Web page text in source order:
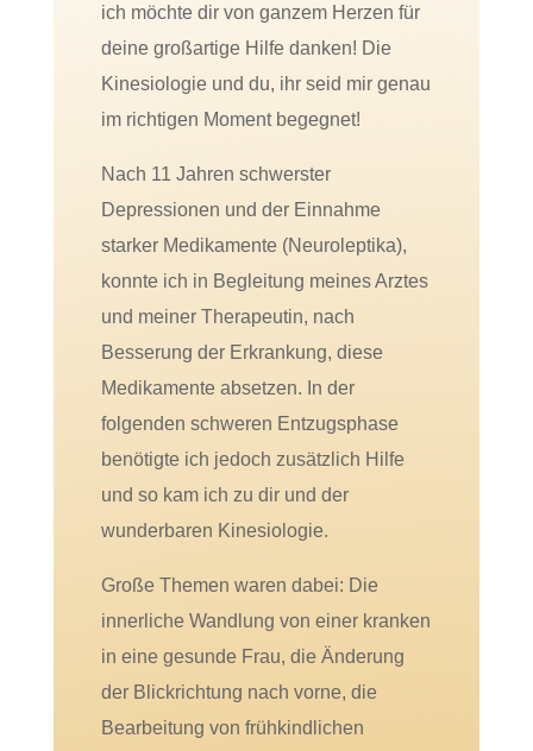
ich möchte dir von ganzem Herzen für
deine großartige Hilfe danken! Die
Kinesiologie und du, ihr seid mir genau
im richtigen Moment begegnet!
Nach 11 Jahren schwerster
Depressionen und der Einnahme
starker Medikamente (Neuroleptika),
konnte ich in Begleitung meines Arztes
und meiner Therapeutin, nach
Besserung der Erkrankung, diese
Medikamente absetzen. In der
folgenden schweren Entzugsphase
benötigte ich jedoch zusätzlich Hilfe
und so kam ich zu dir und der
wunderbaren Kinesiologie.
Große Themen waren dabei: Die
innerliche Wandlung von einer kranken
in eine gesunde Frau, die Änderung
der Blickrichtung nach vorne, die
Bearbeitung von frühkindlichen